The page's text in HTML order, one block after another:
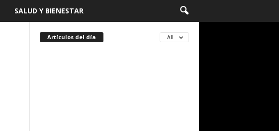
SALUD Y BIENESTAR
Artículos del día All